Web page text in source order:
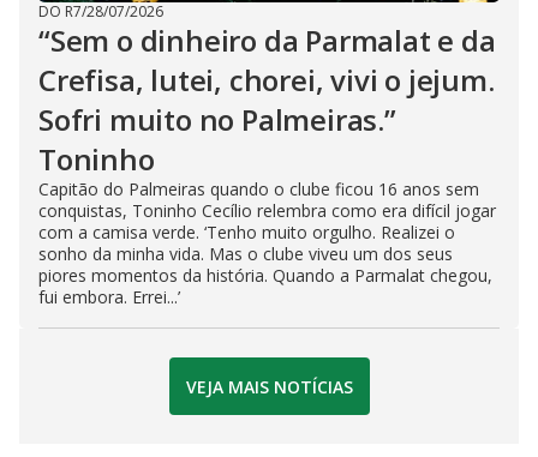
DO R7/28/07/2026
“Sem o dinheiro da Parmalat e da
Crefisa, lutei, chorei, vivi o jejum.
Sofri muito no Palmeiras.”
Toninho
Capitão do Palmeiras quando o clube ficou 16 anos sem
conquistas, Toninho Cecílio relembra como era difícil jogar
com a camisa verde. ‘Tenho muito orgulho. Realizei o
sonho da minha vida. Mas o clube viveu um dos seus
piores momentos da história. Quando a Parmalat chegou,
fui embora. Errei...’
VEJA MAIS NOTÍCIAS